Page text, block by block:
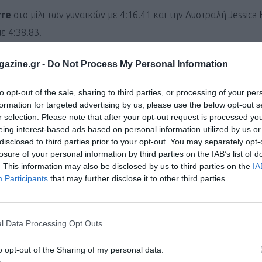
- Do Not Process My Personal Information
opt-out of the sale, sharing to third parties, or processing of your
for targeted advertising by us, please use the below opt-out
selection. Please note that after your opt-out request is processed
interest-based ads based on personal information utilized by us
to third parties prior to your opt-out. You may separately
of your personal information by third parties on the IAB’s list of
This information may also be disclosed by us to third parties on the
Participants that may further disclose it to other third parties.
Data Processing Opt Outs
opt-out of the Sharing of my personal data.
στο μίλι των γυναικών με 4:16.41 και την Αυστραλή Jessica
4:38.83.
Eisaαπό την Αιθιοπία με 9:04.39, ωστόσο, αργότερα
τον κόσμο στοGoogleNews του Runnermagazine.
καιTwitter.